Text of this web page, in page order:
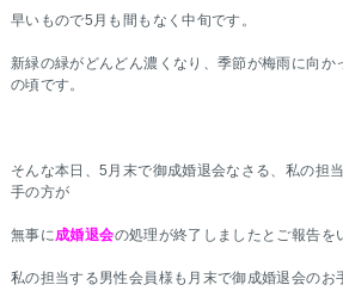
早いもので5月も間もなく中旬です。
新緑の緑がどんどん濃くなり、季節が梅雨に向か
の頃です。
そんな本日、5月末で御成婚退会なさる、私の担
手の方が
無事に成婚退会の処理が終了しましたとご報告を
私の担当する男性会員様も月末で御成婚退会のお